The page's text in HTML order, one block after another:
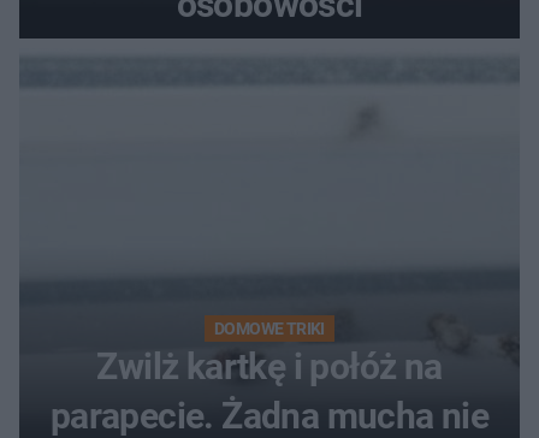
DOMOWE TRIKI
Zwilż kartkę i połóż na
parapecie. Żadna mucha nie